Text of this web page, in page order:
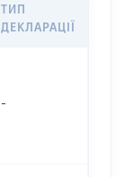
ТИП
ДЕКЛАРАЦІЇ
-